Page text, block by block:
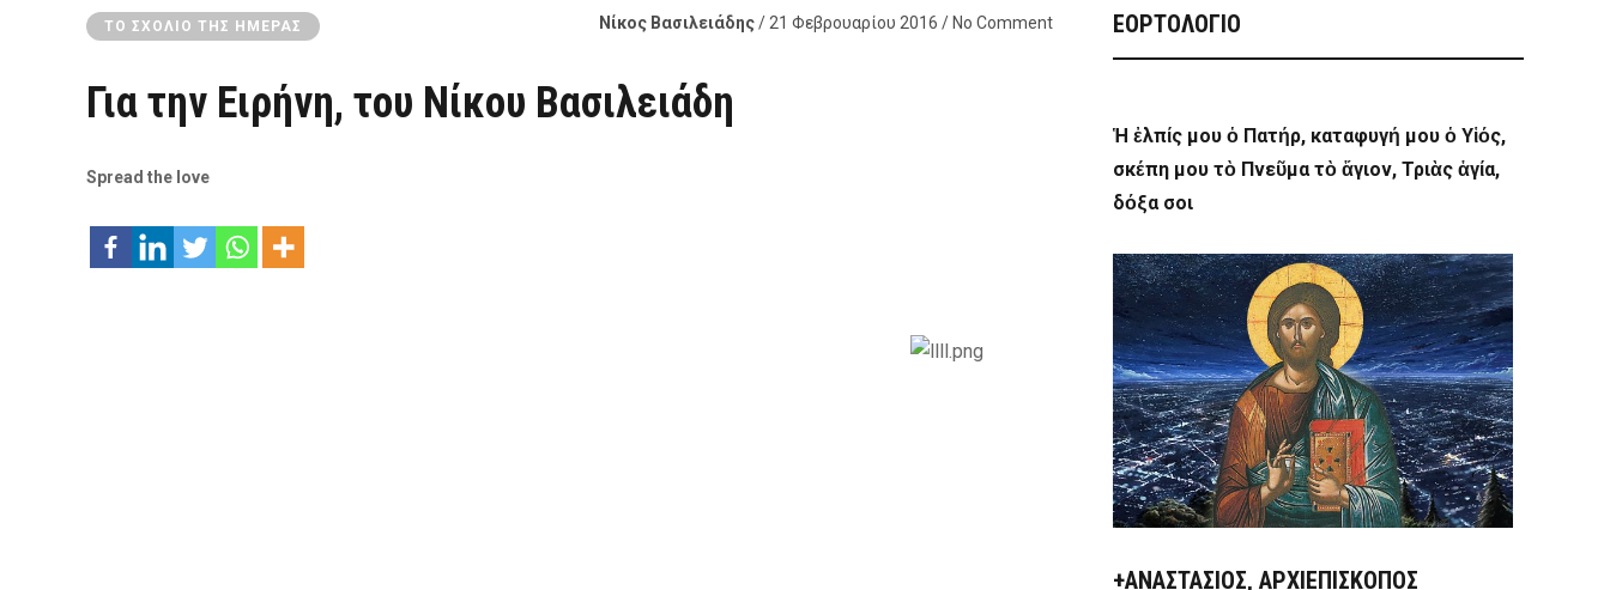
ΤΟ ΣΧΌΛΙΟ ΤΗΣ ΗΜΈΡΑΣ Νίκος Βασιλειάδης/ 21 Φεβρουαρίου 2016 / No Comment
Για την Ειρήνη, του Νίκου Βασιλειάδη
Spread the love
ΕΟΡΤΟΛΟΓΙΟ
Ἡ ἐλπίς μου ὁ Πατήρ, καταφυγή μου ὁ Υἱός,
σκέπη μου τὸ Πνεῦμα τὸ ἅγιον, Τριὰς ἁγία,
δόξα σοι
+ΑΝΑΣΤΆΣΙΟΣ, ΑΡΧΙΕΠΊΣΚΟΠΟΣ